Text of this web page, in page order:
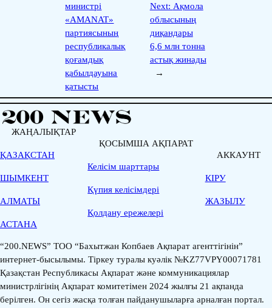
министрі
«AMANAT»
партиясының
республикалық
қоғамдық
қабылдауына
қатысты
Next: Ақмола
облысының
диқандары
6,6 млн тонна
астық жинады
→
ЖАҢАЛЫҚТАР
ҚАЗАҚСТАН
ШЫМКЕНТ
АЛМАТЫ
АСТАНА
ҚОСЫМША АҚПАРАТ
Келісім шарттары
Қүпия келісімдері
Қолдану ережелері
АККАУНТ
КІРУ
ЖАЗЫЛУ
“200.NEWS” ТОО “Бахытжан Копбаев Ақпарат агенттігінін”
интернет-бысылымы. Тіркеу туралы куәлік №KZ77VPY00071781
Қазақстан Республикасы Ақпарат және коммуникациялар
министрлігінің Ақпарат комитетімен 2024 жылғы 21 ақпанда
берілген. Он сегіз жасқа толған пайданушыларға арналған портал.